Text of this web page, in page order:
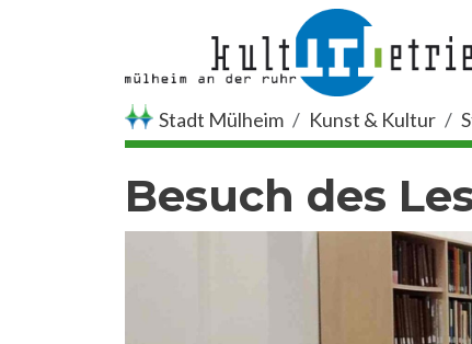
Stadt Mülheim Kunst & Kultur
Besuch des